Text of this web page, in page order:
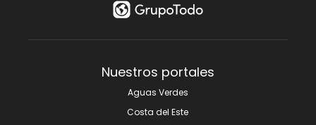
Nuestros portales
Aguas Verdes
Costa del Este